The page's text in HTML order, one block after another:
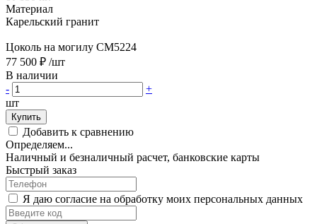
Материал
Карельский гранит
Цоколь на могилу CM5224
77 500 ₽ /шт
В наличии
-
+
шт
Купить
Добавить к сравнению
Определяем...
Наличный и безналичный расчет, банковские карты
Быстрый заказ
Я даю согласие на обработку моих персональных данных